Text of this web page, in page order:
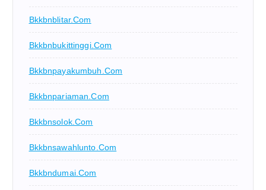
Bkkbnblitar.com
Bkkbnbukittinggi.com
Bkkbnpayakumbuh.com
Bkkbnpariaman.com
Bkkbnsolok.com
Bkkbnsawahlunto.com
Bkkbndumai.com